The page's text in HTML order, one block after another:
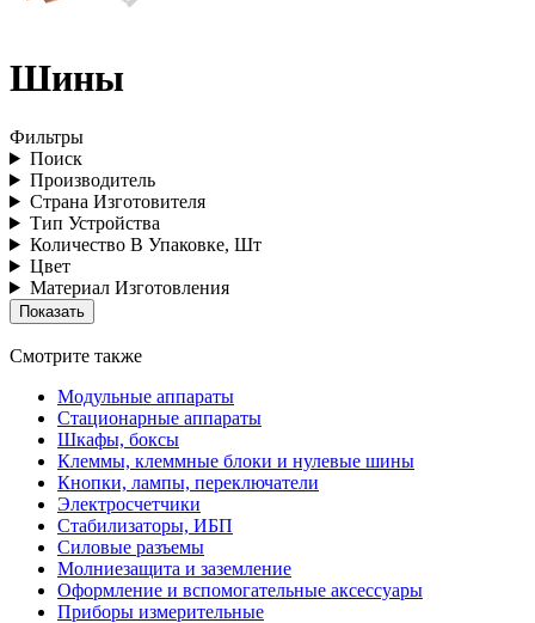
Шины
Фильтры
Поиск
Производитель
Страна Изготовителя
Тип Устройства
Количество В Упаковке, Шт
Цвет
Материал Изготовления
Смотрите также
Модульные аппараты
Стационарные аппараты
Шкафы, боксы
Клеммы, клеммные блоки и нулевые шины
Кнопки, лампы, переключатели
Электросчетчики
Стабилизаторы, ИБП
Силовые разъемы
Молниезащита и заземление
Оформление и вспомогательные аксессуары
Приборы измерительные